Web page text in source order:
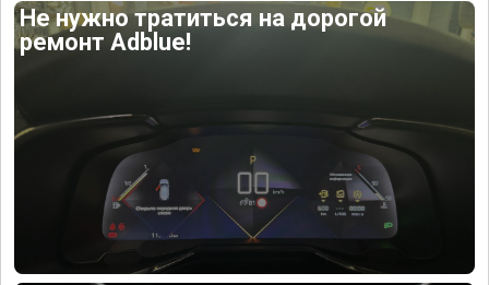
Не нужно тратиться на дорогой
ремонт Adblue!